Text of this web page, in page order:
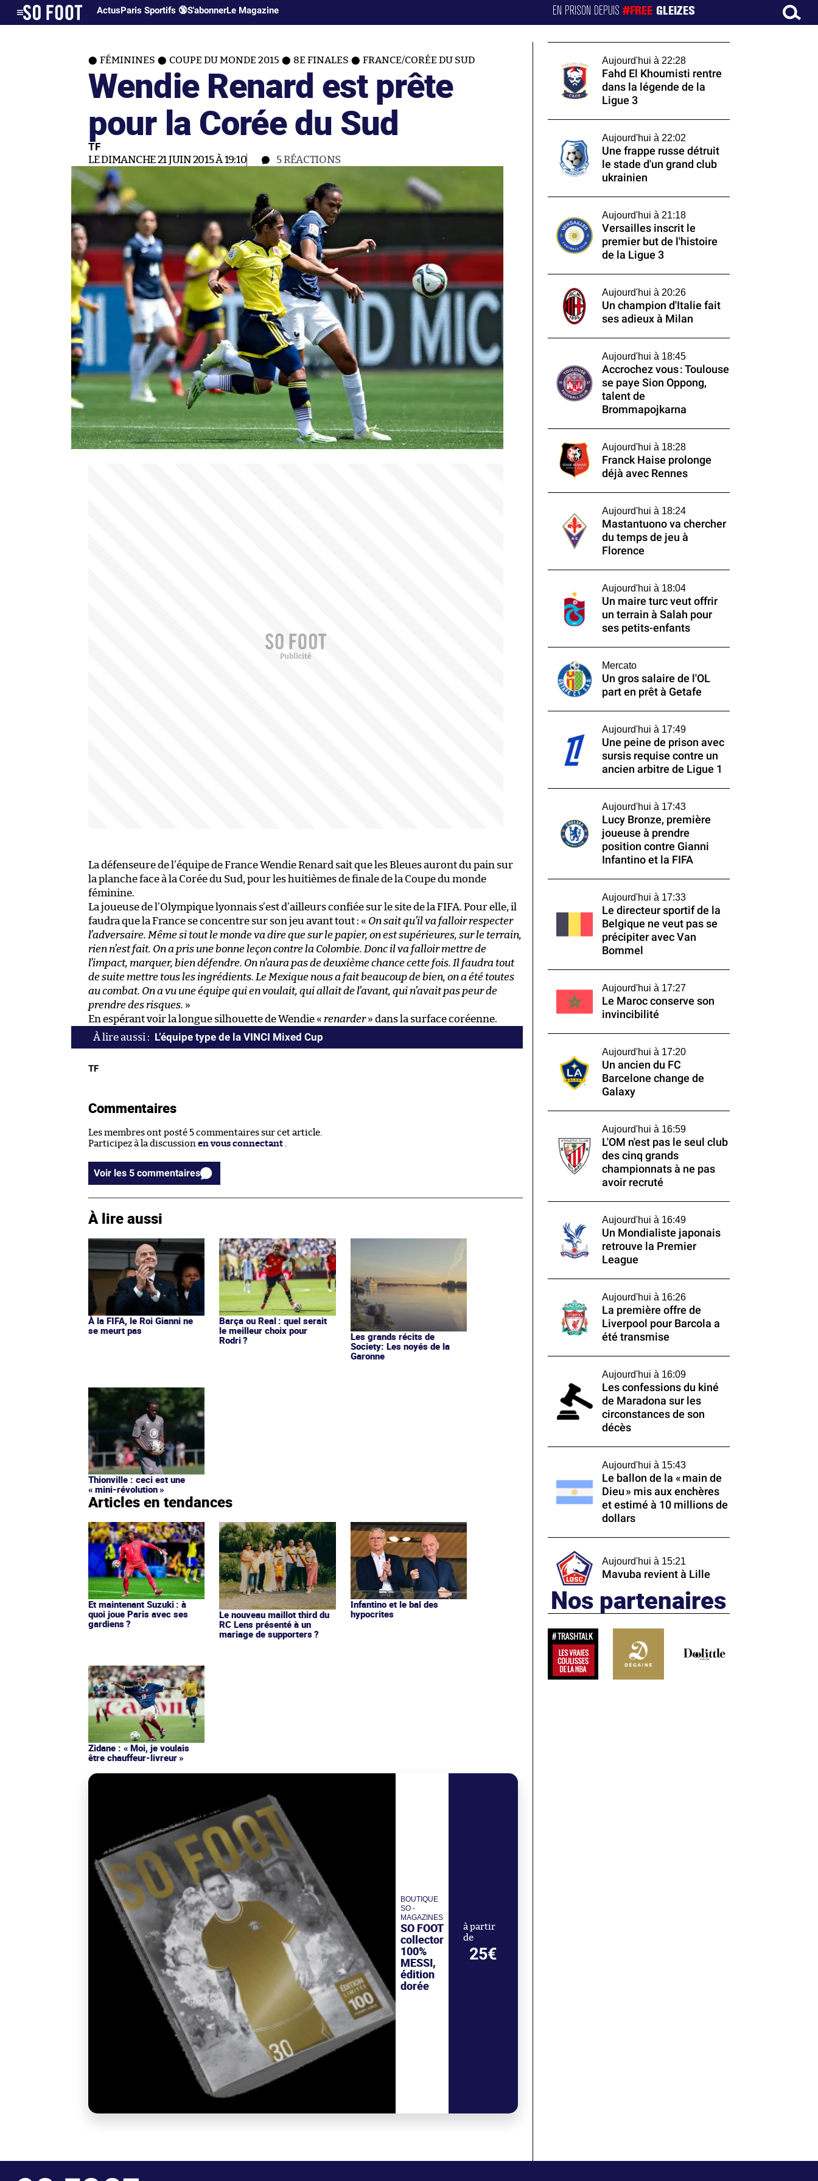
ActusParis Sportifs 🔞S'abonnerLe Magazine EN PRISON DEPUIS#FREE GLEIZES
FÉMININES COUPE DU MONDE 2015 8E FINALES FRANCE/CORÉE DU SUD
Wendie Renard est prête
pour la Corée du Sud
TF
LE DIMANCHE 21 JUIN 2015 À 19:10 5RÉACTIONS
La défenseure de l’équipe de France Wendie Renard sait que les Bleues auront du pain sur
la planche face à la Corée du Sud, pour les huitièmes de finale de la Coupe du monde
féminine.
La joueuse de l’Olympique lyonnais s’est d’ailleurs confiée sur le site de la FIFA. Pour elle, il
faudra que la France se concentre sur son jeu avant tout : « On sait qu’il va falloir respecter
l’adversaire. Même si tout le monde va dire que sur le papier, on est supérieures, sur le terrain,
rien n’est fait. On a pris une bonne leçon contre la Colombie. Donc il va falloir mettre de
l’impact, marquer, bien défendre. On n’aura pas de deuxième chance cette fois. Il faudra tout
de suite mettre tous les ingrédients. Le Mexique nous a fait beaucoup de bien, on a été toutes
au combat. On a vu une équipe qui en voulait, qui allait de l’avant, qui n’avait pas peur de
prendre des risques. »
En espérant voir la longue silhouette de Wendie « renarder» dans la surface coréenne.
L’équipe type de la VINCI Mixed Cup
TF
Commentaires
Les membres ont posté 5 commentaires sur cet article.
Participez à la discussion en vous connectant .
Voir les 5 commentaires
À lire aussi
À la FIFA, le Roi Gianni ne
se meurt pas
Barça ou Real : quel serait
le meilleur choix pour
Rodri ?
Les grands récits de
Society: Les noyés de la
Garonne
Thionville : ceci est une
« mini-révolution »
Articles en tendances
Et maintenant Suzuki : à
quoi joue Paris avec ses
gardiens ?
Le nouveau maillot third du
RC Lens présenté à un
mariage de supporters ?
Infantino et le bal des
hypocrites
Zidane : « Moi, je voulais
être chauffeur-livreur »
BOUTIQUE
SO -
MAGAZINES
SO FOOT
collector
100%
MESSI,
édition
dorée
à partir
de
25€
Aujourd'hui à 22:28
Fahd El Khoumisti rentre
dans la légende de la
Ligue 3
Aujourd'hui à 22:02
Une frappe russe détruit
le stade d'un grand club
ukrainien
Aujourd'hui à 21:18
Versailles inscrit le
premier but de l'histoire
de la Ligue 3
Aujourd'hui à 20:26
Un champion d'Italie fait
ses adieux à Milan
Aujourd'hui à 18:45
Accrochez vous : Toulouse
se paye Sion Oppong,
talent de
Brommapojkarna
Aujourd'hui à 18:28
Franck Haise prolonge
déjà avec Rennes
Aujourd'hui à 18:24
Mastantuono va chercher
du temps de jeu à
Florence
Aujourd'hui à 18:04
Un maire turc veut offrir
un terrain à Salah pour
ses petits-enfants
Mercato
Un gros salaire de l'OL
part en prêt à Getafe
Aujourd'hui à 17:49
Une peine de prison avec
sursis requise contre un
ancien arbitre de Ligue 1
Aujourd'hui à 17:43
Lucy Bronze, première
joueuse à prendre
position contre Gianni
Infantino et la FIFA
Aujourd'hui à 17:33
Le directeur sportif de la
Belgique ne veut pas se
précipiter avec Van
Bommel
Aujourd'hui à 17:27
Le Maroc conserve son
invincibilité
Aujourd'hui à 17:20
Un ancien du FC
Barcelone change de
Galaxy
Aujourd'hui à 16:59
L'OM n'est pas le seul club
des cinq grands
championnats à ne pas
avoir recruté
Aujourd'hui à 16:49
Un Mondialiste japonais
retrouve la Premier
League
Aujourd'hui à 16:26
La première offre de
Liverpool pour Barcola a
été transmise
Aujourd'hui à 16:09
Les confessions du kiné
de Maradona sur les
circonstances de son
décès
Aujourd'hui à 15:43
Le ballon de la « main de
Dieu » mis aux enchères
et estimé à 10 millions de
dollars
Aujourd'hui à 15:21
Mavuba revient à Lille
Nos partenaires